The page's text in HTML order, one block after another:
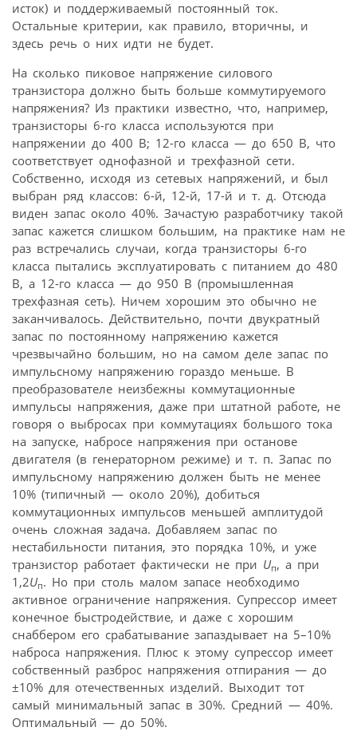
исток) и поддерживаемый постоянный ток.
Остальные критерии, как правило, вторичны, и
здесь речь о них идти не будет.
На сколько пиковое напряжение силового
транзистора должно быть больше коммутируемого
напряжения? Из практики известно, что, например,
транзисторы 6-го класса используются при
напряжении до 400 В; 12-го класса — до 650 В, что
соответствует однофазной и трехфазной сети.
Собственно, исходя из сетевых напряжений, и был
выбран ряд классов: 6-й, 12-й, 17-й и т. д. Отсюда
виден запас около 40%. Зачастую разработчику такой
запас кажется слишком большим, на практике нам не
раз встречались случаи, когда транзисторы 6-го
класса пытались эксплуатировать с питанием до 480
В, а 12-го класса — до 950 В (промышленная
трехфазная сеть). Ничем хорошим это обычно не
заканчивалось. Действительно, почти двукратный
запас по постоянному напряжению кажется
чрезвычайно большим, но на самом деле запас по
импульсному напряжению гораздо меньше. В
преобразователе неизбежны коммутационные
импульсы напряжения, даже при штатной работе, не
говоря о выбросах при коммутациях большого тока
на запуске, набросе напряжения при останове
двигателя (в генераторном режиме) и т. п. Запас по
импульсному напряжению должен быть не менее
10% (типичный — около 20%), добиться
коммутационных импульсов меньшей амплитудой
очень сложная задача. Добавляем запас по
нестабильности питания, это порядка 10%, и уже
транзистор работает фактически не при Uп, а при
1,2Uп. Но при столь малом запасе необходимо
активное ограничение напряжения. Супрессор имеет
конечное быстродействие, и даже с хорошим
снаббером его срабатывание запаздывает на 5–10%
наброса напряжения. Плюс к этому супрессор имеет
собственный разброс напряжения отпирания — до
±10% для отечественных изделий. Выходит тот
самый минимальный запас в 30%. Средний — 40%.
Оптимальный — до 50%.